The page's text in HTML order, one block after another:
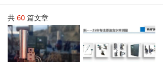
→ 技术专利
产品中心
→ 原油含水分析仪
共 60 篇文章